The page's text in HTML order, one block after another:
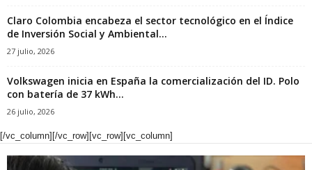
Claro Colombia encabeza el sector tecnológico en el Índice
de Inversión Social y Ambiental...
27 julio, 2026
Volkswagen inicia en España la comercialización del ID. Polo
con batería de 37 kWh...
26 julio, 2026
[/vc_column][/vc_row][vc_row][vc_column]